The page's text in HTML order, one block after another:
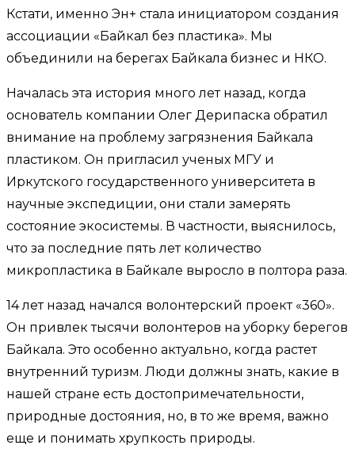
Кстати, именно Эн+ стала инициатором создания
ассоциации «Байкал без пластика». Мы
объединили на берегах Байкала бизнес и НКО.
Началась эта история много лет назад, когда
основатель компании Олег Дерипаска обратил
внимание на проблему загрязнения Байкала
пластиком. Он пригласил ученых МГУ и
Иркутского государственного университета в
научные экспедиции, они стали замерять
состояние экосистемы. В частности, выяснилось,
что за последние пять лет количество
микропластика в Байкале выросло в полтора раза.
14 лет назад начался волонтерский проект «360».
Он привлек тысячи волонтеров на уборку берегов
Байкала. Это особенно актуально, когда растет
внутренний туризм. Люди должны знать, какие в
нашей стране есть достопримечательности,
природные достояния, но, в то же время, важно
еще и понимать хрупкость природы.